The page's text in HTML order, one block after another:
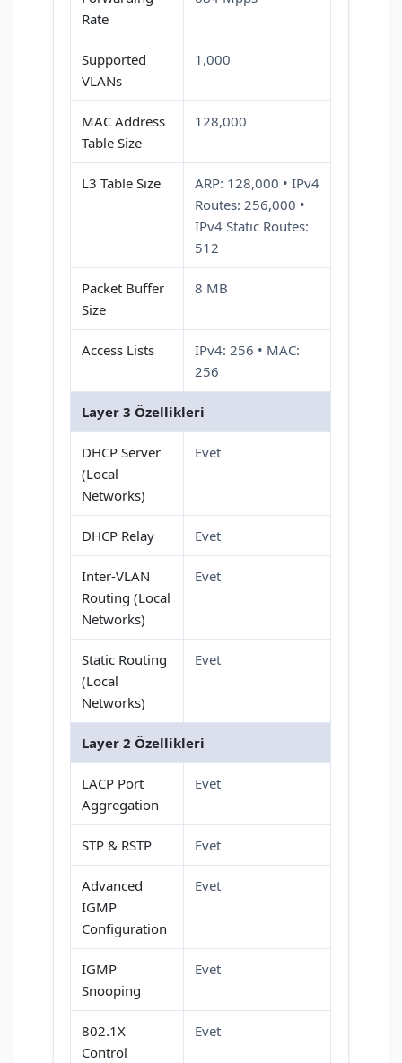
Rate
Supported
VLANs
1,000
MAC Address
Table Size
128,000
L3 Table Size
ARP: 128,000 • IPv4
Routes: 256,000 •
IPv4 Static Routes:
512
Packet Buffer
Size
8 MB
Access Lists
IPv4: 256 • MAC:
256
Layer 3 Özellikleri
DHCP Server
(Local
Networks)
Evet
DHCP Relay Evet
Inter-VLAN
Routing (Local
Networks)
Evet
Static Routing
(Local
Networks)
Evet
Layer 2 Özellikleri
LACP Port
Aggregation
Evet
STP & RSTP Evet
Advanced
IGMP
Configuration
Evet
IGMP
Snooping
Evet
802.1X
Control
Evet